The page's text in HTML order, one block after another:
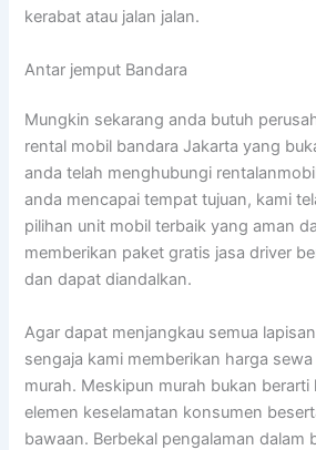
kerabat atau jalan jalan.
Antar jemput Bandara
Mungkin sekarang anda butuh
rental mobil bandara Jakarta yang
anda telah menghubungi
anda mencapai tempat tujuan, kami
pilihan unit mobil terbaik yang aman
memberikan paket gratis jasa driver
dan dapat diandalkan.
Agar dapat menjangkau semua
sengaja kami memberikan harga
murah. Meskipun murah bukan berarti
elemen keselamatan konsumen
bawaan. Berbekal pengalaman dalam